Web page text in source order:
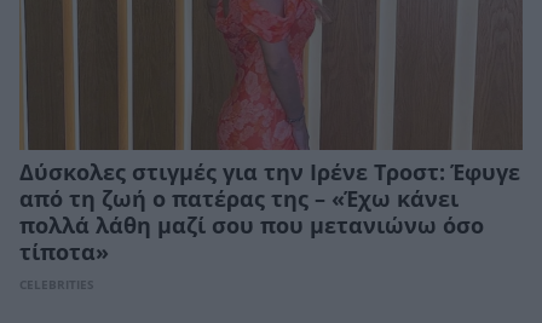
Δύσκολες στιγμές για την Ιρένε Τροστ: Έφυγε
από τη ζωή ο πατέρας της – «Έχω κάνει
πολλά λάθη μαζί σου που μετανιώνω όσο
τίποτα»
CELEBRITIES